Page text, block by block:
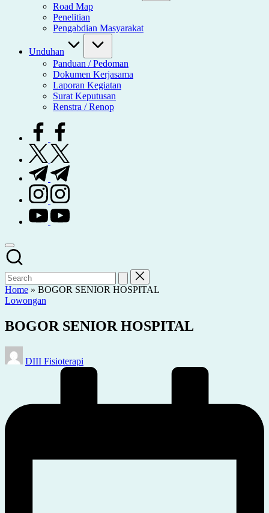
Road Map
Penelitian
Pengabdian Masyarakat
Unduhan
Panduan / Pedoman
Dokumen Kerjasama
Laporan Kegiatan
Surat Keputusan
Renstra / Renop
facebook.com
twitter.com
t.me
instagram.com
youtube.com
Home » BOGOR SENIOR HOSPITAL
Posted
Lowongan
BOGOR SENIOR HOSPITAL
Posted
by
DIII Fisioterapi